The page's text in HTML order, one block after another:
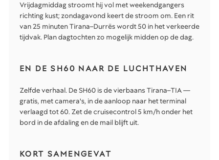
Vrijdagmiddag stroomt hij vol met weekendgangers
richting kust; zondagavond keert de stroom om. Een rit
van 25 minuten Tirana–Durrës wordt 50 in het verkeerde
tijdvak. Plan dagtochten zo mogelijk midden op de dag.
EN DE SH60 NAAR DE LUCHTHAVEN
Zelfde verhaal. De SH60 is de vierbaans Tirana–TIA —
gratis, met camera's, in de aanloop naar het terminal
verlaagd tot 60. Zet de cruisecontrol 5 km/h onder het
bord in de afdaling en de mail blijft uit.
KORT SAMENGEVAT